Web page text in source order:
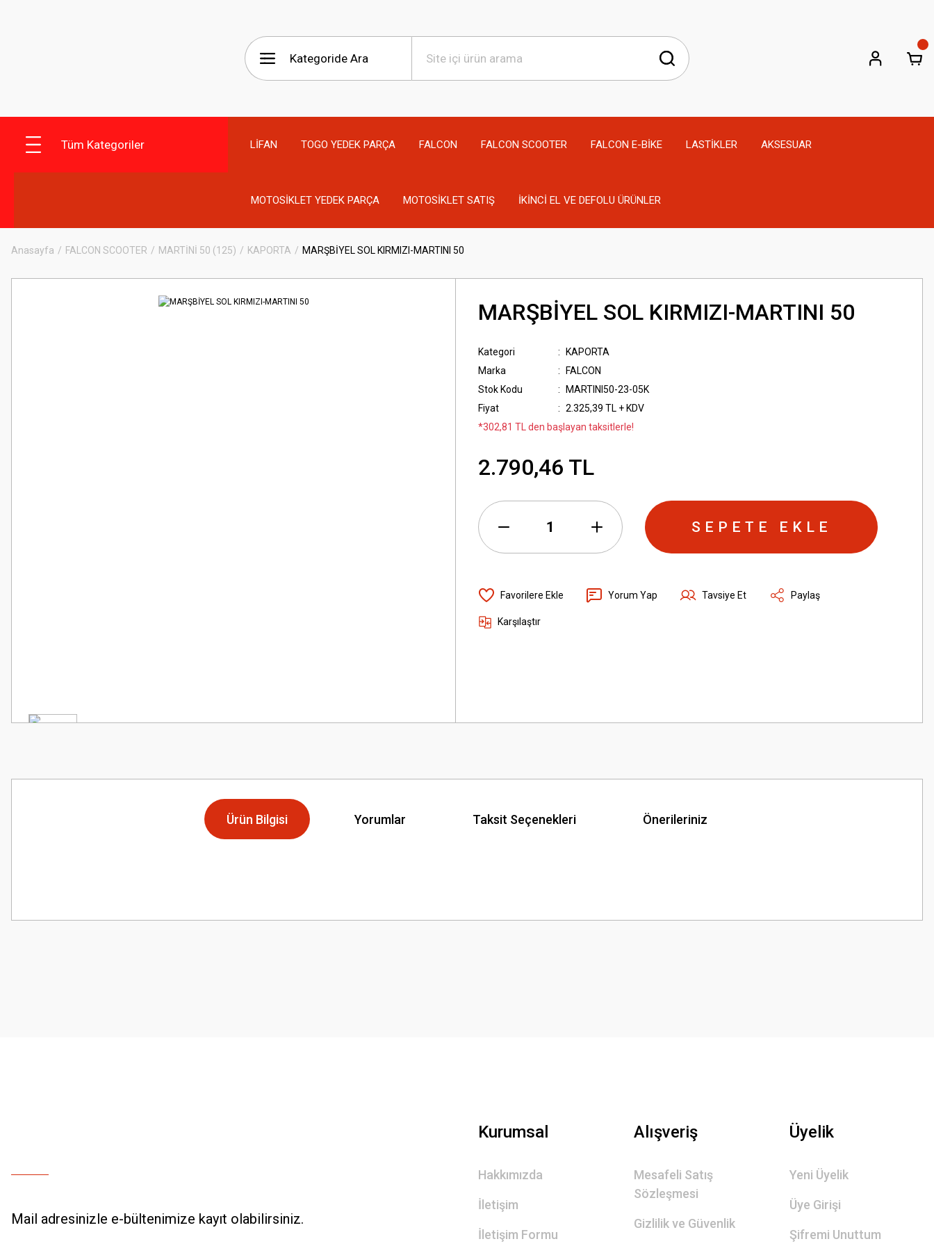
Tüm Kategoriler LİFAN TOGO YEDEK PARÇA FALCON FALCON SCOOTER FALCON E-BİKE LASTİKLER AKSESUAR
MOTOSİKLET YEDEK PARÇA MOTOSİKLET SATIŞ İKİNCİ EL VE DEFOLU ÜRÜNLER
Anasayfa FALCON SCOOTER MARTİNİ 50 (125) KAPORTA MARŞBİYEL SOL KIRMIZI-MARTINI 50
MARŞBİYEL SOL KIRMIZI-MARTINI 50
Kategori
KAPORTA
Marka
FALCON
Stok Kodu
MARTINI50-23-05K
Fiyat
2.325,39 TL + KDV
*302,81 TL den başlayan taksitlerle!
2.790,46 TL
SEPETE EKLE
Yorum Yap Tavsiye Et Paylaş
Karşılaştır
Ürün Bilgisi Yorumlar Taksit Seçenekleri Önerileriniz
Görüş ve önerileriniz için teşekkür ederiz.
Mail adresinizle e-bültenimize kayıt olabilirsiniz.
Kurumsal
Hakkımızda
İletişim
İletişim Formu
Alışveriş
Mesafeli Satış
Sözleşmesi
Gizlilik ve Güvenlik
Üyelik
Yeni Üyelik
Üye Girişi
Şifremi Unuttum